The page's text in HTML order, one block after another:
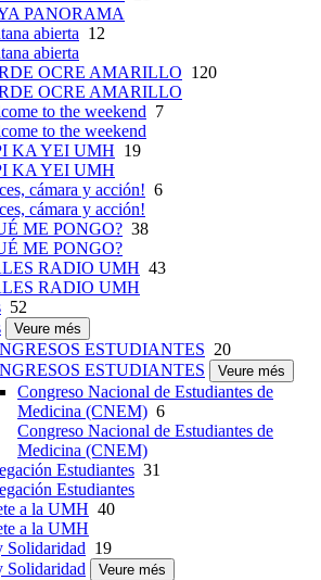
PANORAMA
abierta 12
abierta
OCRE AMARILLO 120
OCRE AMARILLO
to the weekend 7
to the weekend
KA YEI UMH 19
KA YEI UMH
cámara y acción! 6
cámara y acción!
ME PONGO? 38
ME PONGO?
RADIO UMH 43
RADIO UMH
52
Veure més
ESTUDIANTES 20
ESTUDIANTES
Veure més
Congreso Nacional de Estudiantes de
Medicina (CNEM) 6
Congreso Nacional de Estudiantes de
Medicina (CNEM)
Estudiantes 31
Estudiantes
a la UMH 40
a la UMH
Solidaridad 19
Solidaridad
Veure més